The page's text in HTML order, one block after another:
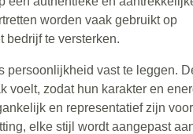
worden vaak gebruikt op
bedrijf te versterken.
persoonlijkheid vast te leggen.
voelt, zodat hun karakter en
en representatief zijn
elke stijl wordt aangepast